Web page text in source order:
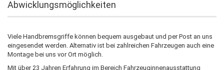
Abwicklungsmöglichkeiten
Viele Handbremsgriffe können bequem ausgebaut und per Post an uns
eingesendet werden. Alternativ ist bei zahlreichen Fahrzeugen auch eine
Montage bei uns vor Ort möglich.
Mit über 23 Jahren Erfahrung im Bereich Fahrzeuginnenausstattung